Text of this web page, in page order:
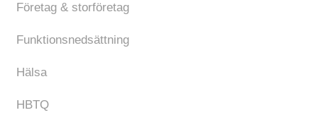
Företag & storföretag
Funktionsnedsättning
Hälsa
HBTQ